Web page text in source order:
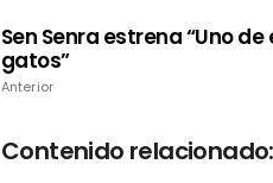
Sen Senra estrena “Uno de
gatos”
Anterior
Contenido relacionado: